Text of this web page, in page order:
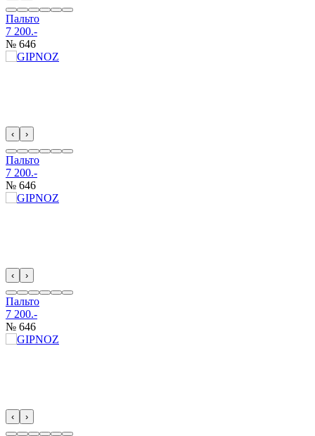
Пальто
7 200.-
№ 646
‹ ›
Пальто
7 200.-
№ 646
‹ ›
Пальто
7 200.-
№ 646
‹ ›